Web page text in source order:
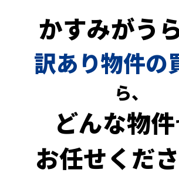
かすみがう
訳あり物件の
ら、
どんな物件
お任せくださ